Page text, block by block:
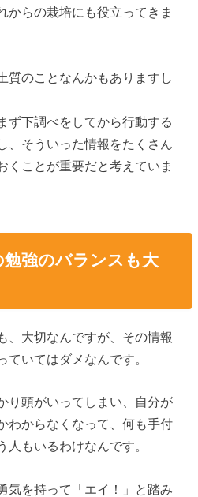
からの栽培にも役立ってきま
質のことなんかもありますし
ず下調べをしてから行動する
、そういった情報をたくさん
くことが重要だと考えていま
強のバランスも大
、大切なんですが、その情報
ていてはダメなんです。
り頭がいってしまい、自分が
わからなくなって、何も手付
もいるわけなんです。
気を持って「エイ！」と踏み